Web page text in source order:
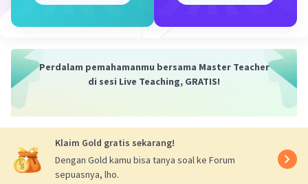
Jadi, rumus sederhana suku ke-n dari barisan bilangan
U_n = 1/2 * (1/2)^(n-1)
awal (a) dari barisan geometri.
suku sebelumnya dengan rasio (r), yang dalam kasus ini
adalah 1/2.
- Suku ke-n dapat dinyatakan dengan rumus umum
Perdalam pemahamanmu bersama Master Teacher
di sesi Live Teaching, GRATIS!
Klaim Gold gratis sekarang!
Dengan Gold kamu bisa tanya soal ke Forum
sepuasnya, lho.